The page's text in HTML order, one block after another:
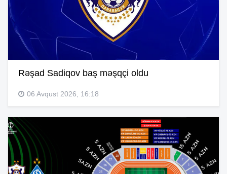
Rəşad Sadiqov baş məşqçi oldu
06 Avqust 2026, 16:18